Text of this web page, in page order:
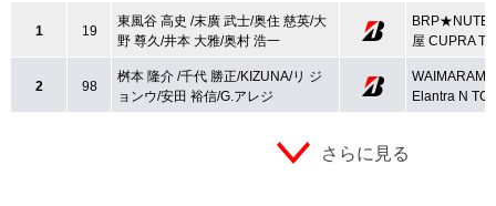
1 19
東風谷 高史 /末廣 武士/奥住 慈英/大
野 尊久/井本 大雅/奥村 浩一
屋 CUPRA
2 98
桝本 隆介 /千代 勝正/KIZUNA/リ ジ
ョンウ/安田 裕信/G.アレジ
WAIMARAMA
Elantra N
さらに見る